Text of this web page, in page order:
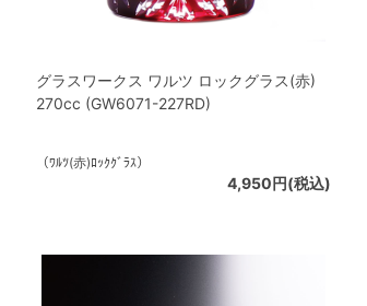
グラスワークス ワルツ ロックグラス(赤)
270cc (GW6071-227RD)
（ﾜﾙﾂ(赤)ﾛｯｸｸﾞﾗｽ）
4,950円(税込)